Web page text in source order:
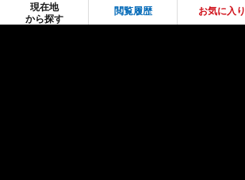
現在地
から探す
閲覧履歴 お気に入り